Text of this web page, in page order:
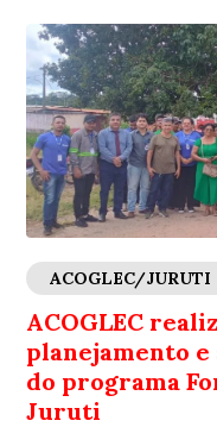
ACOGLEC/JURUTI
ACOGLEC
planejamento e
do programa
Juruti